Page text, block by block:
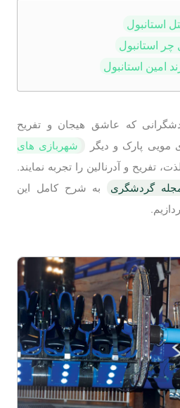
استانبول
چر استانبول
امین استانبول
که عاشق هیجان و تفریح
مویی پارک و دیگر
شهربازی های
تفریح و آدرنالین را تجربه نمایند.
گردشگری
به شرح کامل این